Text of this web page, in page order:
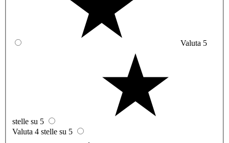
Valuta 5
stelle su 5
Valuta 4 stelle su 5